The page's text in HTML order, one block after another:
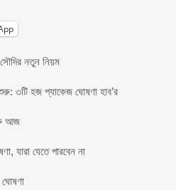
সৌদির নতুন নিয়ম
৩টি হজ প্যাকেজ ঘোষণা হাব’র
আজ
যারা যেতে পারবেন না